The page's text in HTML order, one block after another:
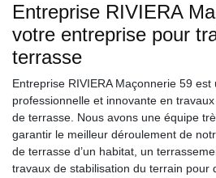
Entreprise RIVIERA
votre entreprise pour
terrasse
Entreprise RIVIERA Maçonnerie 59
professionnelle et innovante en
de terrasse. Nous avons une équipe
garantir le meilleur déroulement de
de terrasse d’un habitat, un
travaux de stabilisation du terrain pour